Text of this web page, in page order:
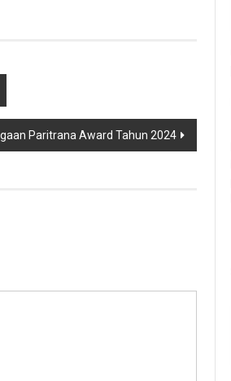
Paritrana Award Tahun 2024